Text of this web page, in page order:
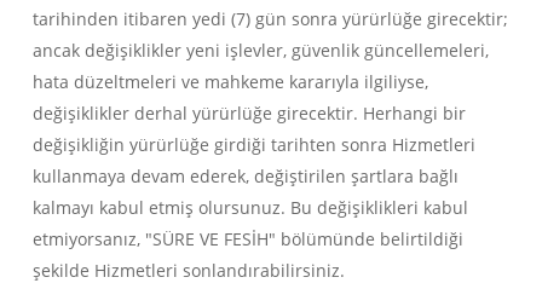
tarihinden itibaren yedi (7) gün sonra yürürlüğe girecektir;
ancak değişiklikler yeni işlevler, güvenlik güncellemeleri,
hata düzeltmeleri ve mahkeme kararıyla ilgiliyse,
değişiklikler derhal yürürlüğe girecektir. Herhangi bir
değişikliğin yürürlüğe girdiği tarihten sonra Hizmetleri
kullanmaya devam ederek, değiştirilen şartlara bağlı
kalmayı kabul etmiş olursunuz. Bu değişiklikleri kabul
etmiyorsanız, "SÜRE VE FESİH" bölümünde belirtildiği
şekilde Hizmetleri sonlandırabilirsiniz.